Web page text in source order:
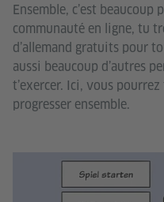
Ensemble, c’est
communauté en ligne, tu
d’allemand gratuits pour
aussi beaucoup d’autres
t’exercer. Ici, vous
progresser ensemble.